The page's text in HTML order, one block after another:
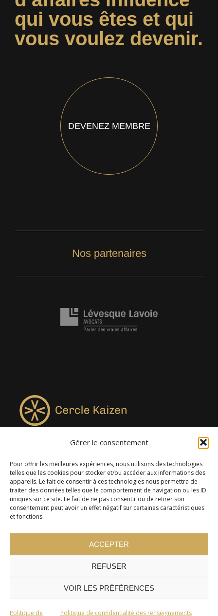
Gérer le consentement
Pour offrir les meilleures expériences, nous utilisons des technologies
telles que les cookies pour stocker et/ou accéder aux informations des
appareils. Le fait de consentir à ces technologies nous permettra de
traiter des données telles que le comportement de navigation ou les ID
uniques sur ce site. Le fait de ne pas consentir ou de retirer son
consentement peut avoir un effet négatif sur certaines caractéristiques
et fonctions.
ACCEPTER
REFUSER
VOIR LES PRÉFÉRENCES
Politique de Politique de confidentialité des renseignements
qui vous êtes et qui
vous voulez devenir.
DEVENEZ MEMBRE
Nos partenaires
4957, rue Lionel-Groulx, bureau 819, Saint-Augustin-de-
Desmaures QC G3A 0M7
© 2024 Cercle Kaizen. Tous droits réservés -